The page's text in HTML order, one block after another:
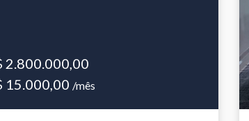
2.800.000,00
15.000,00 /mês